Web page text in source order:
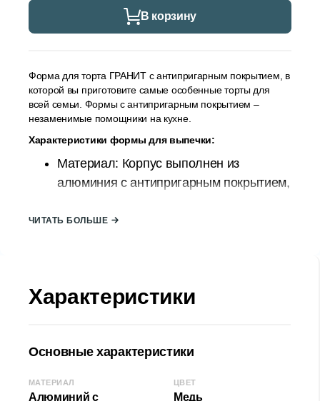
В корзину
Форма для торта ГРАНИТ с антипригарным покрытием, в
которой вы приготовите самые особенные торты для
всей семьи. Формы с антипригарным покрытием –
незаменимые помощники на кухне.
Характеристики формы для выпечки:
Материал: Корпус выполнен из
алюминия с антипригарным покрытием,
слоя;
им очень приятный внешний вид.
Неприлипающая поверхность;
Материал устойчив к высоким
ЧИТАТЬ БОЛЬШЕ
Характеристики
Основные характеристики
МАТЕРИАЛ
Алюминий с
ЦВЕТ
Медь